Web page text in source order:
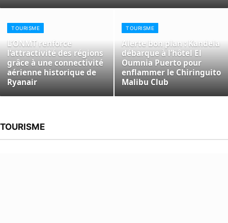
TOURISME
L’ONMT renforce
l’attractivité des régions
grâce à une connectivité
aérienne historique de
Ryanair
TOURISME
Alerte bon plan : Kandela
débarque à l’hôtel El
Oumnia Puerto pour
enflammer le Chiringuito
Malibu Club
TOURISME